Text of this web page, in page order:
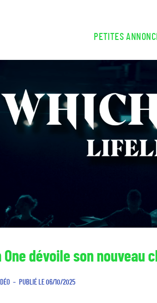
PETITES
One dévoile son nouveau
PUBLIÉ LE 06/10/2025